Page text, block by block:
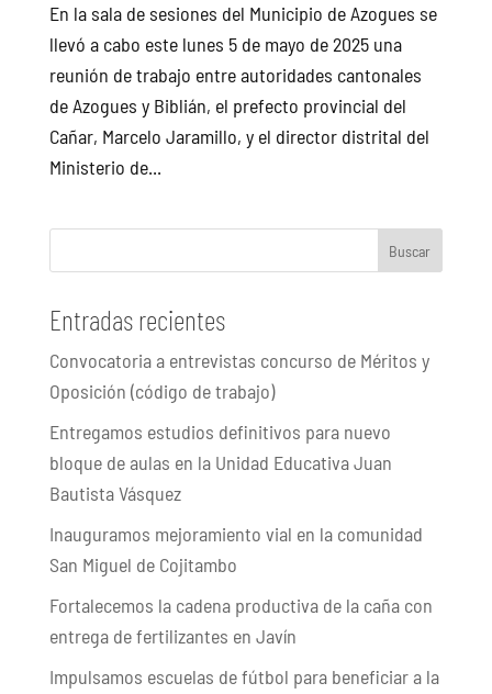
En la sala de sesiones del Municipio de Azogues se
llevó a cabo este lunes 5 de mayo de 2025 una
reunión de trabajo entre autoridades cantonales
de Azogues y Biblián, el prefecto provincial del
Cañar, Marcelo Jaramillo, y el director distrital del
Ministerio de...
Buscar
Entradas recientes
Convocatoria a entrevistas concurso de Méritos y
Oposición (código de trabajo)
Entregamos estudios definitivos para nuevo
bloque de aulas en la Unidad Educativa Juan
Bautista Vásquez
Inauguramos mejoramiento vial en la comunidad
San Miguel de Cojitambo
Fortalecemos la cadena productiva de la caña con
entrega de fertilizantes en Javín
Impulsamos escuelas de fútbol para beneficiar a la